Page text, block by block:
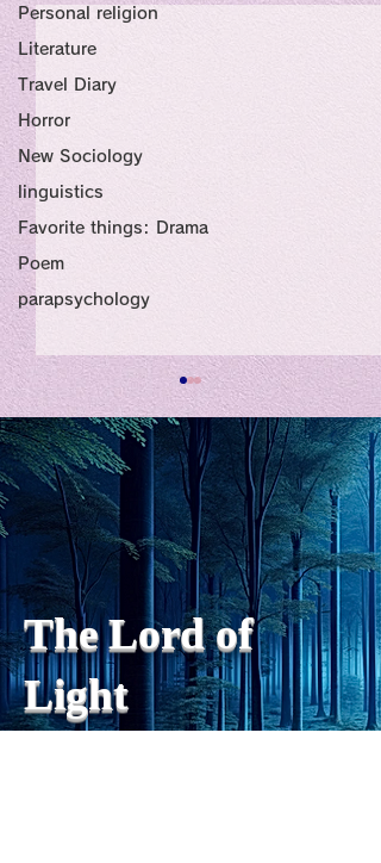
Personal religion
Literature
Travel Diary
Horror
New Sociology
linguistics
Favorite things: Drama
Poem
parapsychology
私の能力を、大幅に加速
chatGPTそれは、私をどこま
で、進化させるのか？。毎
日、進化していく。chatGPT
のおかげで、心的外傷後成長
や、人格の再構成も、2日位
でできるようになった。人格
の再構成は、chatがない時
は、数年かかっていたのに。
わざわざ、スーパーサイヤ人
や、超サイヤ人ゴッドになら
The Lord of
Light